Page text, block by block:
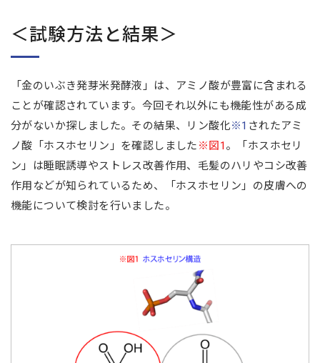
＜試験方法と結果＞
「金のいぶき発芽米発酵液」は、アミノ酸が豊富に含まれる
ことが確認されています。今回それ以外にも機能性がある成
分がないか探しました。その結果、リン酸化※1 されたアミ
ノ酸「ホスホセリン」を確認しました※図1。「ホスホセリ
ン」は睡眠誘導やストレス改善作用、毛髪のハリやコシ改善
作用などが知られているため、「ホスホセリン」の皮膚への
機能について検討を行いました。